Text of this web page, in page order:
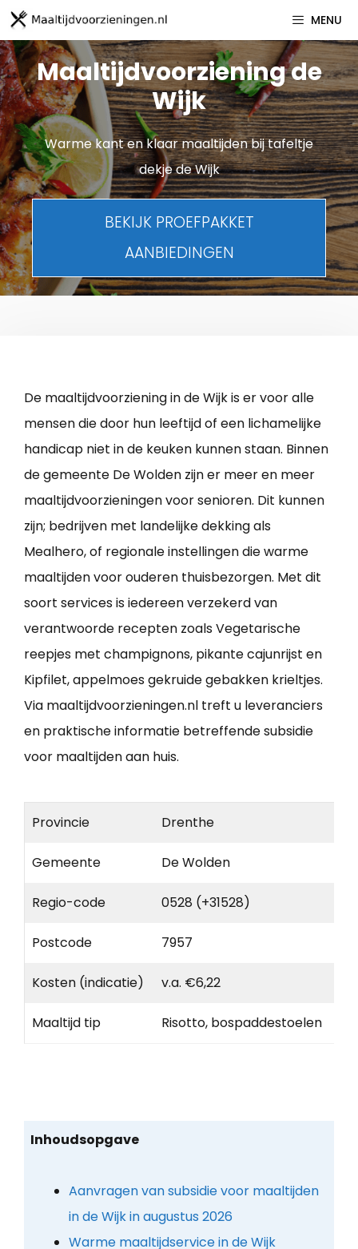
Spring
naar
inhoud
MENU
Maaltijdvoorziening de
Wijk
Warme kant en klaar maaltijden bij tafeltje
dekje de Wijk
BEKIJK PROEFPAKKET
AANBIEDINGEN
De maaltijdvoorziening in de Wijk is er voor alle
mensen die door hun leeftijd of een lichamelijke
handicap niet in de keuken kunnen staan. Binnen
de gemeente De Wolden zijn er meer en meer
maaltijdvoorzieningen voor senioren. Dit kunnen
zijn; bedrijven met landelijke dekking als
Mealhero, of regionale instellingen die warme
maaltijden voor ouderen thuisbezorgen. Met dit
soort services is iedereen verzekerd van
verantwoorde recepten zoals Vegetarische
reepjes met champignons, pikante cajunrijst en
Kipfilet, appelmoes gekruide gebakken krieltjes.
Via maaltijdvoorzieningen.nl treft u leveranciers
en praktische informatie betreffende subsidie
voor maaltijden aan huis.
Provincie Drenthe
Gemeente De Wolden
Regio-code 0528 (+31528)
Postcode 7957
Kosten (indicatie) v.a. €6,22
Maaltijd tip Risotto, bospaddestoelen
Inhoudsopgave
Aanvragen van subsidie voor maaltijden
in de Wijk in augustus 2026
Warme maaltijdservice in de Wijk